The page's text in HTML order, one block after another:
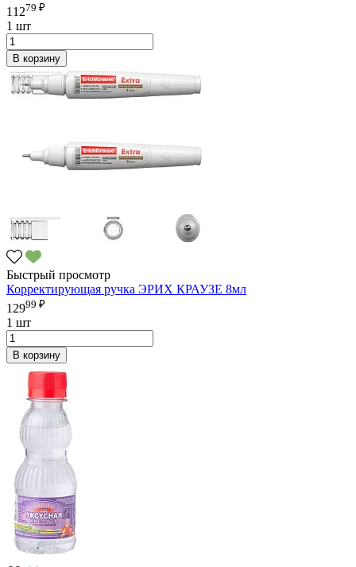
11279 ₽
1 шт
В корзину
Быстрый просмотр
Корректирующая ручка ЭРИХ КРАУЗЕ 8мл
12999 ₽
1 шт
В корзину